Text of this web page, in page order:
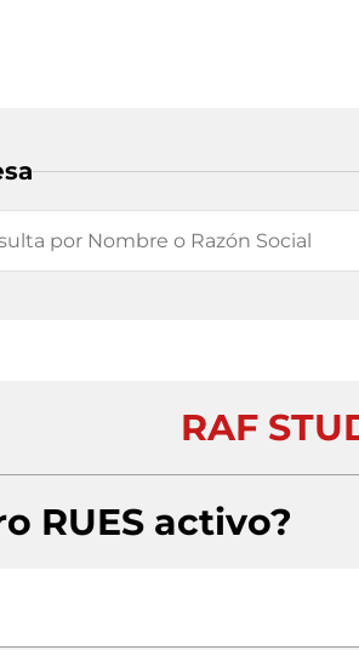
RAF
RUES activo?